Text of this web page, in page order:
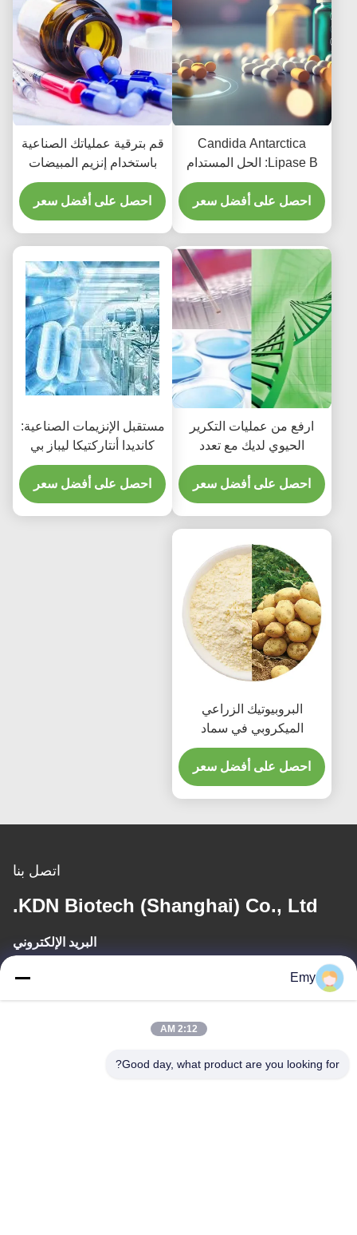
Candida Antarctica
Lipase B: الحل المستدام
للكيمياء الخضراء في
الصناعة
احصل على أفضل سعر
قم بترقية عملياتك الصناعية
باستخدام إنزيم المبيضات
المتكيف مع البرودة في
أنتاركتيكا ليباز بي
احصل على أفضل سعر
ارفع من عمليات التكرير
الحيوي لديك مع تعدد
استخدامات تقنية إنزيم
CALB
احصل على أفضل سعر
مستقبل الإنزيمات الصناعية:
كانديدا أنتاركتيكا ليباز بي
كمحرك رئيسي للابتكار
احصل على أفضل سعر
البروبيوتيك الزراعي
الميكروبي في سماد
المحاصيل ومعالجة التربة
احصل على أفضل سعر
اتصل بنا
KDN Biotech (Shanghai) Co., Ltd.
البريد الإلكتروني
panxy@vlandgroup.com
Emy
2:12 AM
Good day, what product are you looking for?